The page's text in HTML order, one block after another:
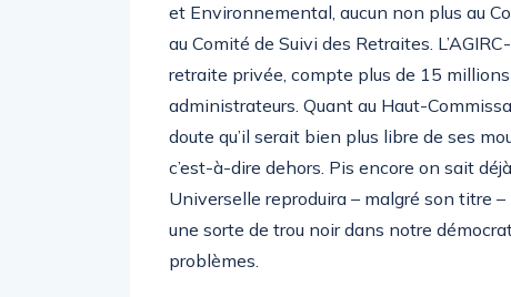
et Environnemental, aucun non plus au
au Comité de Suivi des Retraites.
retraite privée, compte plus de 15
administrateurs. Quant au Haut-
doute qu’il serait bien plus libre de ses
c’est-à-dire dehors. Pis encore on sait
Universelle reproduira – malgré son titre
une sorte de trou noir dans notre
problèmes.